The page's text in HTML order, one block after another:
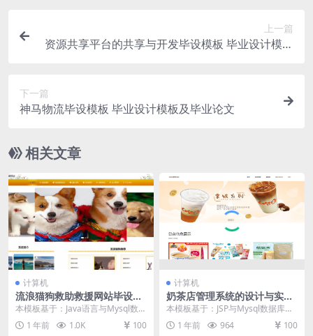
上一篇
资源共享平台的共享与开发毕设模板 毕业设计模板
下一篇
神马物流毕设模板 毕业设计模板及毕业论文
相关文章
计算机
流浪猫狗救助救援网站毕设模
板 毕业设计模板及毕业论文与
本模板基于：Java语言与Mysql数据
库开发 详细设计与实现 系统功能实
现 当...
1 年前 1.0K 100
计算机
奶茶店管理系统的设计与实现
毕设模板 毕业设计模板及毕业
论文与开题报告
本模板基于：JSP与Mysql数据库开
发 系统功能实现 用户功能模块 用
户点击进...
1 年前 964 100